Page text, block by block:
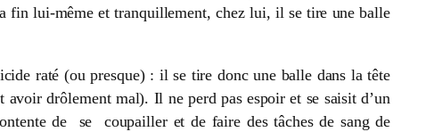
fin lui-même et tranquillement, chez lui, il se tire une balle
raté (ou presque) : il se tire donc une balle dans la tête
drôlement mal). Il ne perd pas espoir et se saisit d’un
de se coupailler et de faire des tâches de sang de